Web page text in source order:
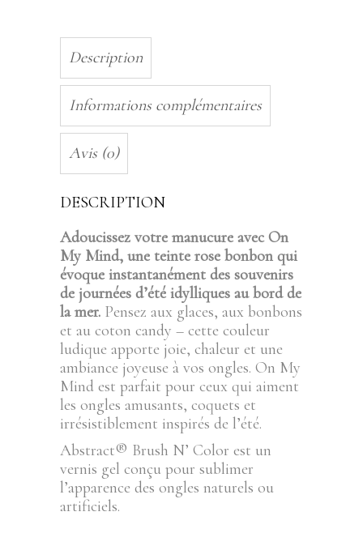
Description
Informations complémentaires
Avis (0)
DESCRIPTION
Adoucissez votre manucure avec On
My Mind, une teinte rose bonbon qui
évoque instantanément des souvenirs
de journées d’été idylliques au bord de
la mer. Pensez aux glaces, aux bonbons
et au coton candy – cette couleur
ludique apporte joie, chaleur et une
ambiance joyeuse à vos ongles. On My
Mind est parfait pour ceux qui aiment
les ongles amusants, coquets et
irrésistiblement inspirés de l’été.
Abstract® Brush N’ Color est un
vernis gel conçu pour sublimer
l’apparence des ongles naturels ou
artificiels.